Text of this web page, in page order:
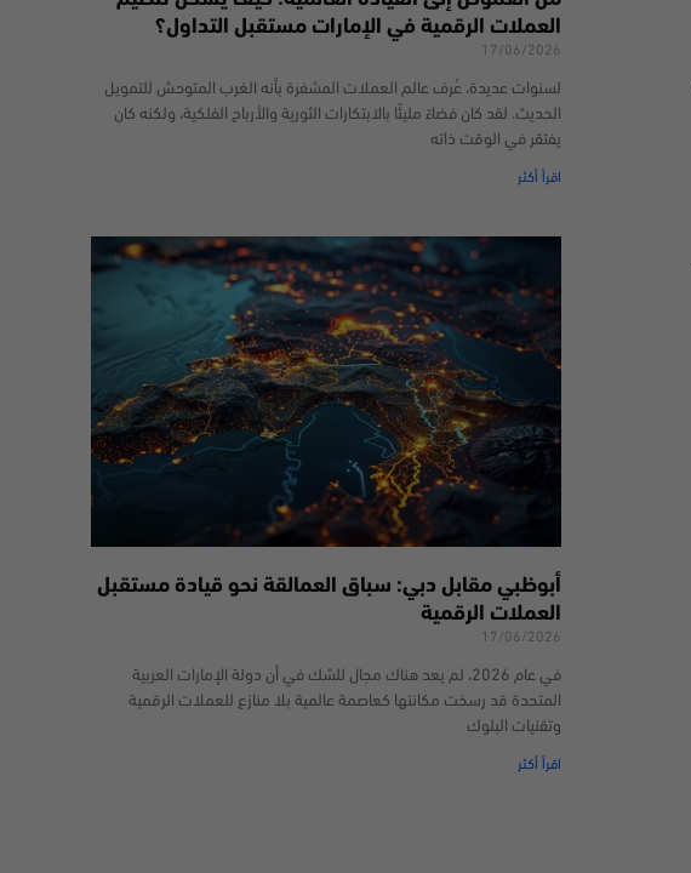
العملات الرقمية في الإمارات مستقبل التداول؟
17/06/2026
لسنوات عديدة، عُرف عالم العملات المشفرة بأنه الغرب المتوحش للتمويل
الحديث. لقد كان فضاءً مليئًا بالابتكارات الثورية والأرباح الفلكية، ولكنه كان
يفتقر في الوقت ذاته
اقرأ أكثر
أبوظبي مقابل دبي: سباق العمالقة نحو قيادة مستقبل
العملات الرقمية
17/06/2026
في عام 2026، لم يعد هناك مجال للشك في أن دولة الإمارات العربية
المتحدة قد رسخت مكانتها كعاصمة عالمية بلا منازع للعملات الرقمية
وتقنيات البلوك
اقرأ أكثر